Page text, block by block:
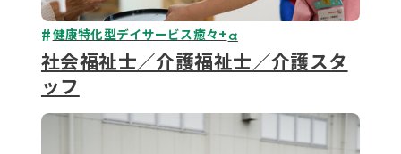
健康特化型デイサービス癒々+α
社会福祉士／介護福祉士／介護スタ
ッフ